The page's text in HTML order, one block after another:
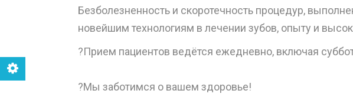
Безболезненность и скоротечность процедур,
новейшим технологиям в лечении зубов, опыту и
?Прием пациентов ведётся ежедневно, включая
?Мы заботимся о вашем здоровье!